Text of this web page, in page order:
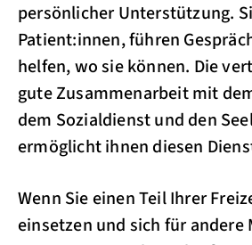
persönlicher Unterstützung.
Patient:innen, führen
helfen, wo sie können. Die
gute Zusammenarbeit mit
dem Sozialdienst und den
ermöglicht ihnen diesen
Wenn Sie einen Teil Ihrer
einsetzen und sich für andere